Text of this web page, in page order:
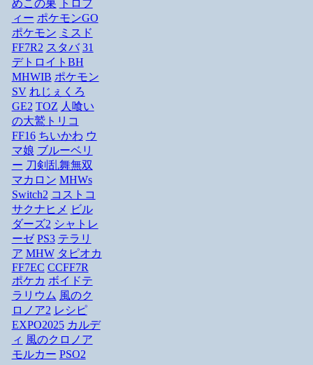
めこの巣
トロフ
ィー ポケモンGO
ポケモン ミスド
FF7R2 スタバ 31
デトロイトBH
MHWIB ポケモン
SV れじぇくろ
GE2 TOZ 人喰い
の大鷲トリコ
FF16 ちいかわ ウ
マ娘 ブルーベリ
ー 刀剣乱舞無双
マカロン MHWs
Switch2 コストコ
サクナヒメ ビル
ダーズ2 シャトレ
ーゼ PS3 テラリ
ア MHW タピオカ
FF7EC CCFF7R
ポケカ ボイドテ
ラリウム 風のク
ロノア2 レシピ
EXPO2025 カルデ
ィ 風のクロノア
モルカー PSO2